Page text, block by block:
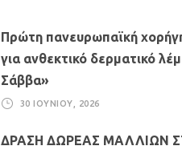
Πρώτη πανευρωπαϊκή
για ανθεκτικό δερματικό
Σάββα»
30 ΙΟΥΝΊΟΥ, 2026
ΔΡΑΣΗ ΔΩΡΕΑΣ ΜΑΛΛΙΩΝ